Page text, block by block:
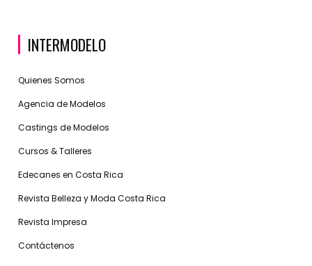
INTERMODELO
Quienes Somos
Agencia de Modelos
Castings de Modelos
Cursos & Talleres
Edecanes en Costa Rica
Revista Belleza y Moda Costa Rica
Revista Impresa
Contáctenos